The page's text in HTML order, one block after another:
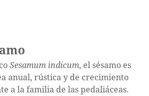
Sesamum indicum, el sésamo es
anual, rústica y de crecimiento
a la familia de las pedaliáceas.